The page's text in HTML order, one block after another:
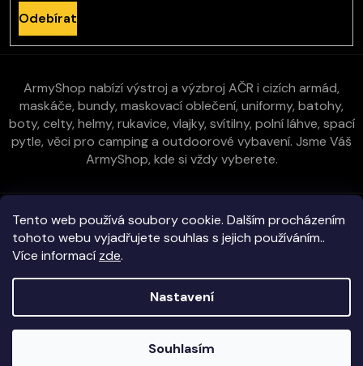
Tento web používá soubory cookie. Dalším procházením
tohoto webu vyjadřujete souhlas s jejich používáním..
Více informací zde.
Nastavení
Souhlasím
Veškeré zboží skladem na prodejně i e-shopu!
Odebírat
ArmyShop nabízí výstroj a výzbroj AČR i cizích armád,
maskáče, bundy, maskovací oblečení, uniformy, batohy,
boty, celty, helmy, rukavice, vlajky, svítilny, polní láhve, spací
pytle, věci pro camping a outdoorové vybavení. Jsme Váš
ArmyShop, kde si vždy vyberete.
Zákaznická péče
Vše o nákupu
E-ArmyShop.cz . Všechna práva vyhrazena.